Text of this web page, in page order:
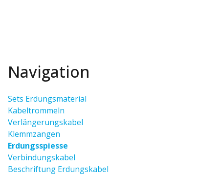
Navigation
Sets Erdungsmaterial
Kabeltrommeln
Verlängerungskabel
Klemmzangen
Erdungsspiesse
Verbindungskabel
Beschriftung Erdungskabel